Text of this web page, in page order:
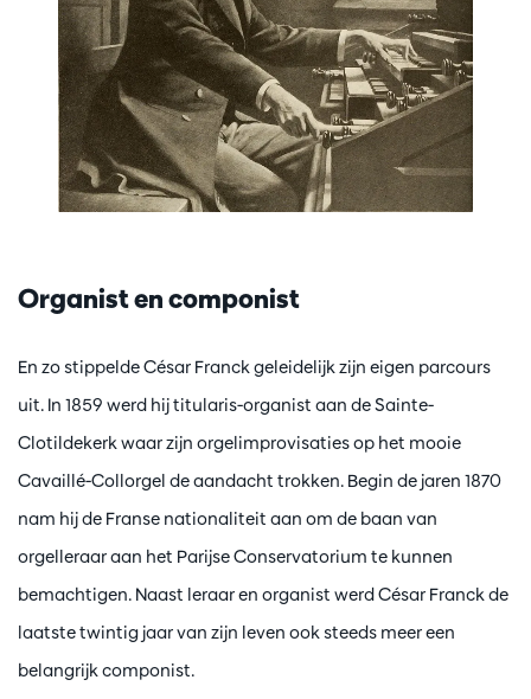
Organist en componist
En zo stippelde César Franck geleidelijk zijn eigen parcours
uit. In 1859 werd hij titularis-organist aan de Sainte-
Clotildekerk waar zijn orgelimprovisaties op het mooie
Cavaillé-Collorgel de aandacht trokken. Begin de jaren 1870
nam hij de Franse nationaliteit aan om de baan van
orgelleraar aan het Parijse Conservatorium te kunnen
bemachtigen. Naast leraar en organist werd César Franck de
laatste twintig jaar van zijn leven ook steeds meer een
belangrijk componist.